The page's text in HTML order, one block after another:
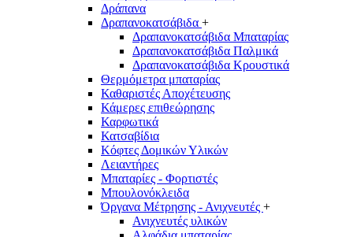
Δράπανα
Δραπανοκατσάβιδα +
Δραπανοκατσάβιδα Μπαταρίας
Δραπανοκατσάβιδα Παλμικά
Δραπανοκατσάβιδα Κρουστικά
Θερμόμετρα μπαταρίας
Καθαριστές Αποχέτευσης
Κάμερες επιθεώρησης
Καρφωτικά
Κατσαβίδια
Κόφτες Δομικών Υλικών
Λειαντήρες
Μπαταρίες - Φορτιστές
Μπουλονόκλειδα
Όργανα Μέτρησης - Ανιχνευτές +
Ανιχνευτές υλικών